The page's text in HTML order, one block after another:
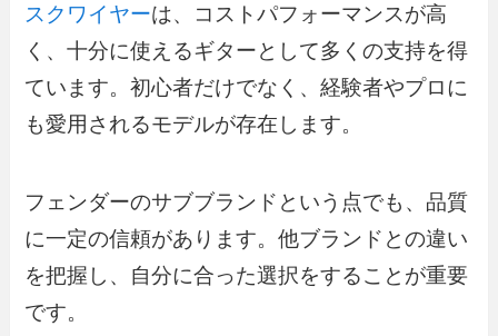
スクワイヤーは、コストパフォーマンスが高
く、十分に使えるギターとして多くの支持を得
ています。初心者だけでなく、経験者やプロに
も愛用されるモデルが存在します。
フェンダーのサブブランドという点でも、品質
に一定の信頼があります。他ブランドとの違い
を把握し、自分に合った選択をすることが重要
です。